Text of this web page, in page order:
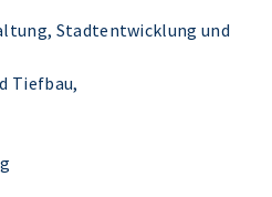
Stadtentwicklung und
Tiefbau,